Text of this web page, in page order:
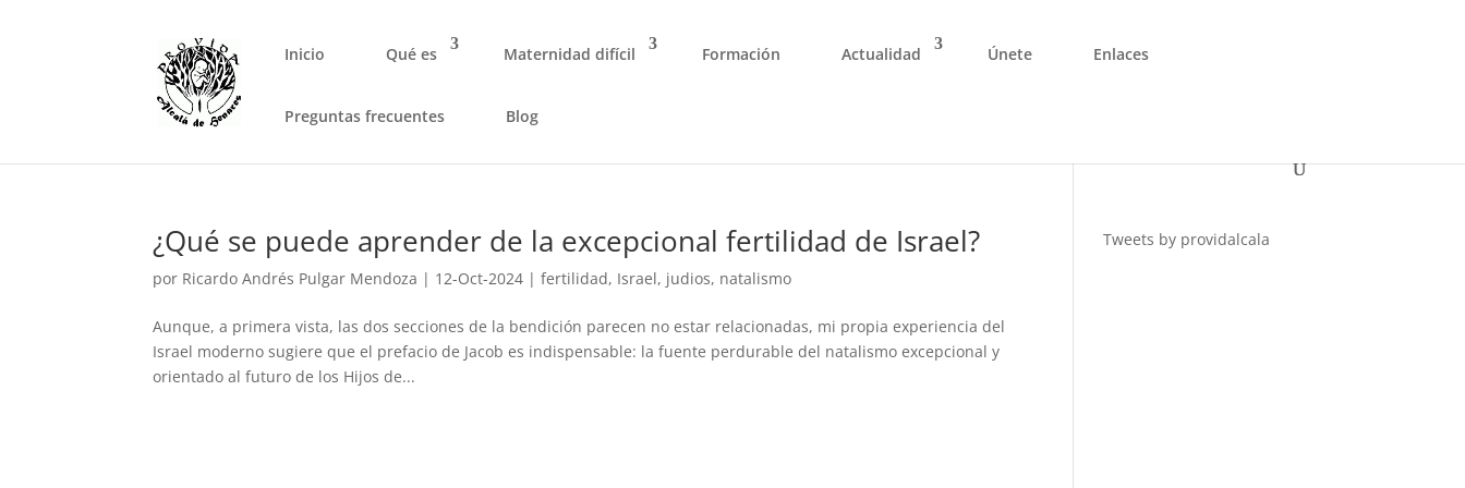
Inicio Qué es Maternidad difícil Formación Actualidad Únete Enlaces
Preguntas frecuentes Blog
¿Qué se puede aprender de la excepcional fertilidad de Israel?
por Ricardo Andrés Pulgar Mendoza | 12-Oct-2024 |fertilidad, Israel, judios, natalismo
Aunque, a primera vista, las dos secciones de la bendición parecen no estar relacionadas, mi propia experiencia del
Israel moderno sugiere que el prefacio de Jacob es indispensable: la fuente perdurable del natalismo excepcional y
orientado al futuro de los Hijos de...
Tweets by providalcala